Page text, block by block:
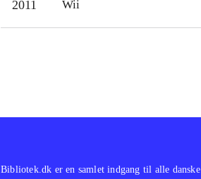
2011 Wii
Bibliotek.dk er en samlet indgang til alle danske